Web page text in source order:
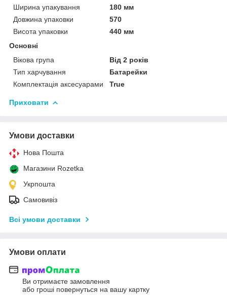
Ширина упакування
180 мм
Довжина упаковки
570
Висота упаковки
440 мм
Основні
Вікова група
Від 2 років
Тип харчування
Батарейки
Комплектація аксесуарами
True
Приховати
Умови доставки
Нова Пошта
Магазини Rozetka
Укрпошта
Самовивіз
Всі умови доставки
Умови оплати
Ви отримаєте замовлення
або гроші повернуться на вашу картку